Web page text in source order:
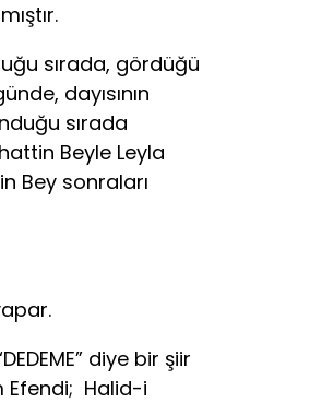
sırada, gördüğü
dayısının
sırada
Beyle Leyla
Bey sonraları
diye bir şiir
Efendi; Halid-i